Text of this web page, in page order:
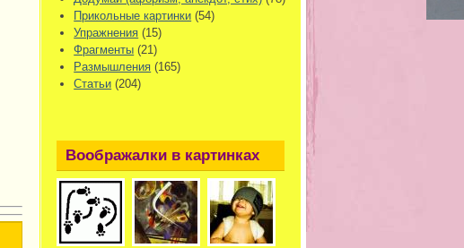
Прикольные картинки (54)
Упражнения (15)
Фрагменты (21)
Размышления (165)
Статьи (204)
Воображалки в картинках